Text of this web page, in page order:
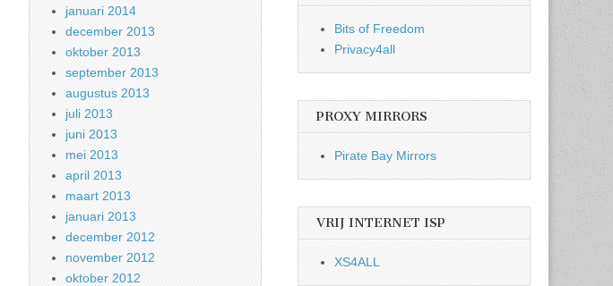
januari 2014
december 2013
oktober 2013
september 2013
augustus 2013
juli 2013
juni 2013
mei 2013
april 2013
maart 2013
januari 2013
december 2012
november 2012
oktober 2012
Bits of Freedom
Privacy4all
PROXY MIRRORS
Pirate Bay Mirrors
VRIJ INTERNET ISP
XS4ALL